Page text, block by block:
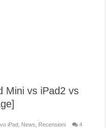
Mini vs iPad2 vs
iPad News Recensioni 4